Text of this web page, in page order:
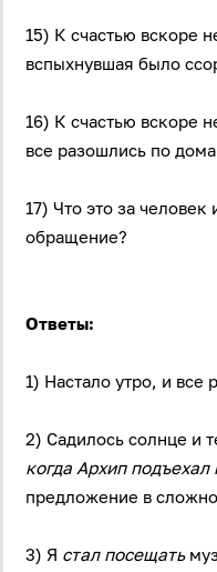
Вход
Забыли пароль?
данныхна условиях
15) К счастью вскоре
вспыхнувшая было
16) К счастью вскоре
все разошлись по
17) Что это за
обращение?
Ответы:
1) Настало утро, и
2) Садилось солнце и
когда Архип подъехал
предложение в
3) Я стал посещать